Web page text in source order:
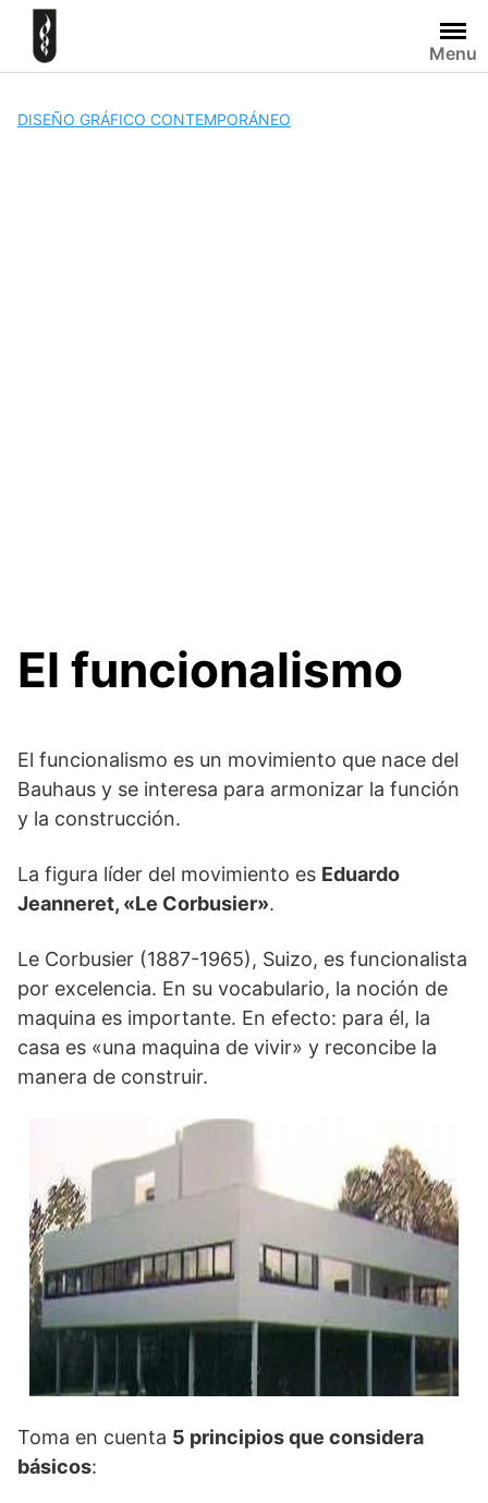
Skip
content
Menu
DISEÑO GRÁFICO CONTEMPORÁNEO
El funcionalismo
El funcionalismo es un movimiento que nace del
Bauhaus y se interesa para armonizar la función
y la construcción.
La figura líder del movimiento es Eduardo
Jeanneret, «Le Corbusier».
Le Corbusier (1887-1965), Suizo, es funcionalista
por excelencia. En su vocabulario, la noción de
maquina es importante. En efecto: para él, la
casa es «una maquina de vivir» y reconcibe la
manera de construir.
Toma en cuenta 5 principios que considera
básicos: